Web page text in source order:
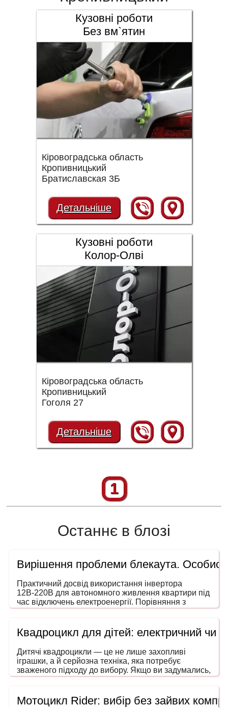
Кузовні роботи
Без вм`ятин
Кіровоградська область
Кропивницький
Братиславская 3Б
Детальніше
Кузовні роботи
Колор-Олві
Кіровоградська область
Кропивницький
Гоголя 27
Детальніше
1
Останнє в блозі
Вирішення проблеми блекаута.
Практичний досвід використання інвертора
12В-220В для автономного живлення квартири під
час відключень електроенергії. Порівняння з
генераторами, ДБЖ і power station. На що звертати
Квадроцикл для дітей: електричний чи
Дитячі квадроцикли — це не лише захопливі
іграшки, а й серйозна техніка, яка потребує
зваженого підходу до вибору. Якщо ви задумались,
як обрати квадроцикл для дитини, то ця інструкція
та в межах вашого бюджету. Адже йдеться не
Мотоцикл Rider: вибір без зайвих